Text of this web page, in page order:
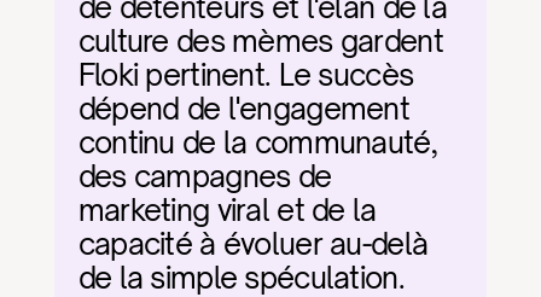
de détenteurs et l'élan de la
culture des mèmes gardent
Floki pertinent. Le succès
dépend de l'engagement
continu de la communauté,
des campagnes de
marketing viral et de la
capacité à évoluer au-delà
de la simple spéculation.